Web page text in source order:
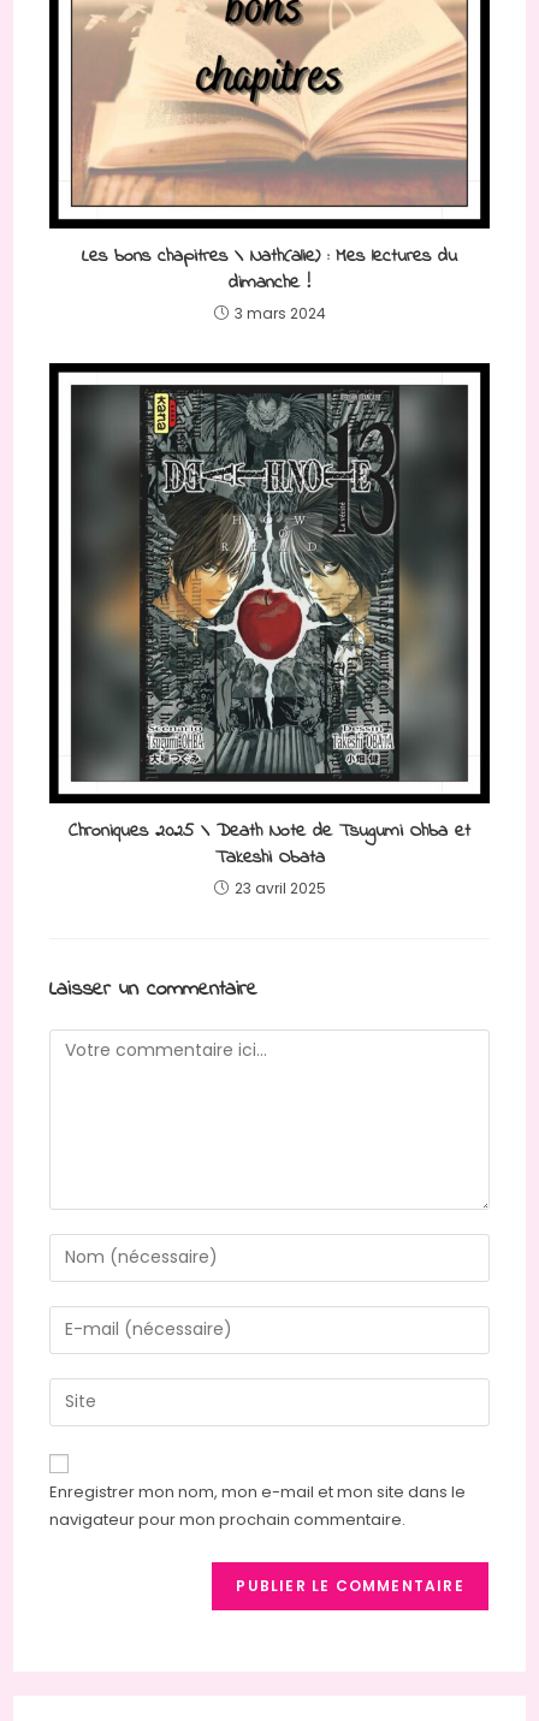
Les bons chapitres \ Nath(alie) : Mes lectures du
dimanche !
3 mars 2024
Chroniques 2025 \ Death Note de Tsugumi Ohba et
Takeshi Obata
23 avril 2025
Laisser un commentaire
Enregistrer mon nom, mon e-mail et mon site dans le
navigateur pour mon prochain commentaire.